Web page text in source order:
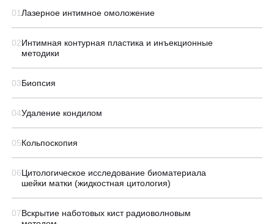
УЗИ
Лазерная эпиляция
Спецпредложения
Сертификаты
О клинике
Вакансии
Оборудование
Программа лояльности
Контакты
01Лазерное интимное омоложение
02Интимная контурная пластика и инъекционные
методики
03Биопсия
04Удаление кондилом
05Кольпоскопия
06Цитологическое исследование биоматериала
шейки матки (жидкостная цитология)
07Вскрытие наботовых кист радиоволновым